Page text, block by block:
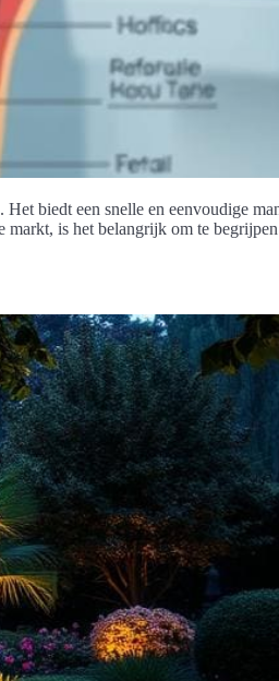
biedt een snelle en eenvoudige
markt, is het belangrijk om te